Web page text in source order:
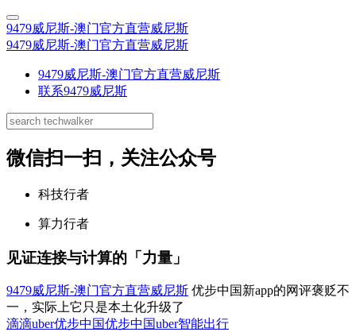
9479威尼斯-澳门官方直营威尼斯
9479威尼斯-澳门官方直营威尼斯
9479威尼斯-澳门官方直营威尼斯
联系9479威尼斯
微信扫一扫，关注公众号
科技行者
算力行者
见证连接与计算的「力量」
9479威尼斯-澳门官方直营威尼斯 优步中国新app的网评褒贬不
一，实际上它只是本土化升级了
滴滴uber优步中国优步中国uber智能出行